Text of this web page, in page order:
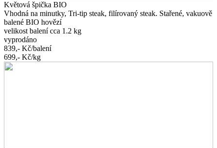
Květová špička BIO
Vhodná na minutky, Tri-tip steak, filírovaný steak. Stařené, vakuově
balené BIO hovězí
velikost balení cca 1.2 kg
vyprodáno
839,- Kč/balení
699,- Kč/kg